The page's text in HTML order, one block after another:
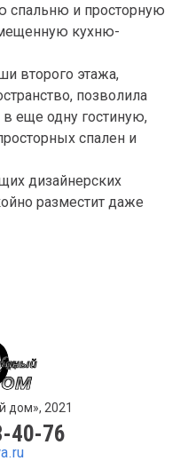
спальню и просторную
кухню-
второго этажа,
позволила
еще одну гостиную,
спален и
дизайнерских
разместит даже
дом», 2021
40-76